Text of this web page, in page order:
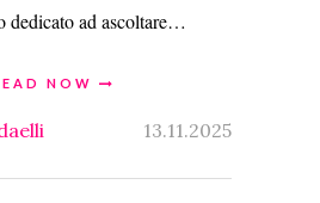
dedicato ad ascoltare…
NOW
13.11.2025